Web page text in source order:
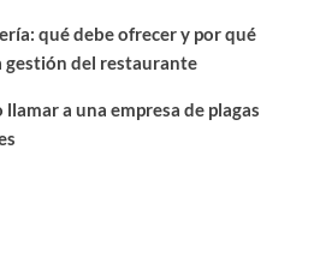
qué debe ofrecer y por qué
del restaurante
a una empresa de plagas